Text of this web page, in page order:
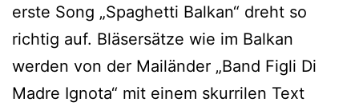
erste Song „Spaghetti Balkan“ dreht so
richtig auf. Bläsersätze wie im Balkan
werden von der Mailänder „Band Figli Di
Madre Ignota“ mit einem skurrilen Text